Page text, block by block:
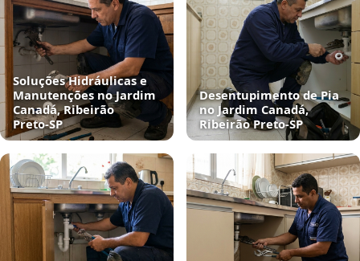
Soluções Hidráulicas e
Manutenções no Jardim
Canadá, Ribeirão
Preto‑SP
Desentupimento de Pia
no Jardim Canadá,
Ribeirão Preto‑SP